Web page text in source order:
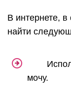
В интернете,
найти
мочу.